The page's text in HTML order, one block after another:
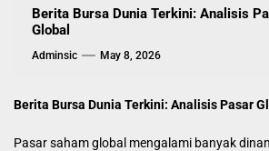
Berita Bursa Dunia Terkini: Analisis
Global
Adminsic May 8, 2026
Berita Bursa Dunia Terkini: Analisis Pasar
Pasar saham global mengalami banyak